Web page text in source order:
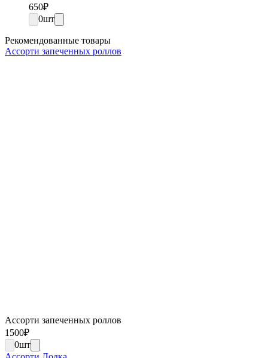
650₽
0шт
Рекомендованные товары
Ассорти запеченных роллов
Ассорти запеченных роллов
1500₽
0шт